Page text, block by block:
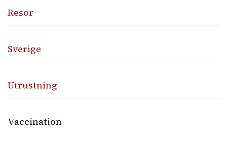
Resor
Sverige
Utrustning
Vaccination